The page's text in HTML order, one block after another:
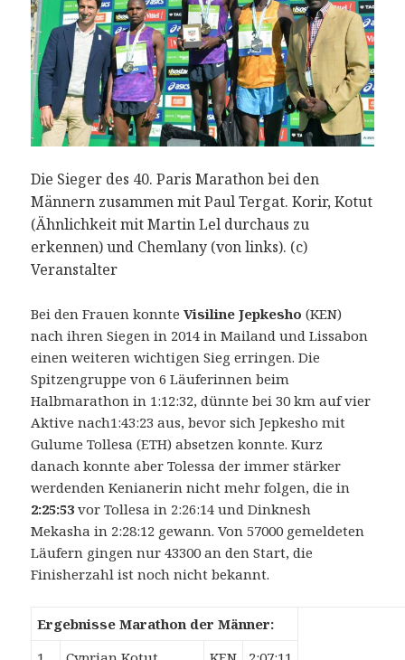
Die Sieger des 40. Paris Marathon bei den
Männern zusammen mit Paul Tergat. Korir, Kotut
(Ähnlichkeit mit Martin Lel durchaus zu
erkennen) und Chemlany (von links). (c)
Veranstalter
Bei den Frauen konnteVisiline Jepkesho (KEN)
nach ihren Siegen in 2014 in Mailand und Lissabon
einen weiteren wichtigen Sieg erringen. Die
Spitzengruppe von 6 Läuferinnen beim
Halbmarathon in 1:12:32, dünnte bei 30 km auf vier
Aktive nach1:43:23 aus, bevor sich Jepkesho mit
Gulume Tollesa (ETH) absetzen konnte. Kurz
danach konnte aber Tolessa der immer stärker
werdenden Kenianerin nicht mehr folgen, die in
2:25:53 vor Tollesa in 2:26:14 und Dinknesh
Mekasha in 2:28:12 gewann. Von 57000 gemeldeten
Läufern gingen nur 43300 an den Start, die
Finisherzahl ist noch nicht bekannt.
Ergebnisse Marathon der Männer: